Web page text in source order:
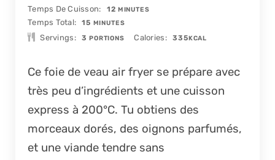
Temps De Cuisson 12MINUTES
MINUTES
Temps Total 15 MINUTES
MINUTES
Servings 3 PORTIONS Calories 335KCAL
Ce foie de veau air fryer se prépare avec
très peu d’ingrédients et une cuisson
express à 200°C. Tu obtiens des
morceaux dorés, des oignons parfumés,
et une viande tendre sans